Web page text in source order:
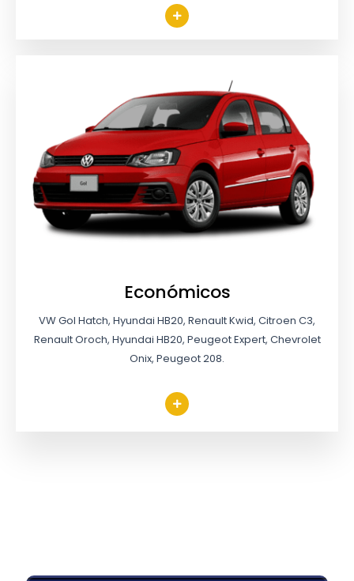
Económicos
VW Gol Hatch, Hyundai HB20, Renault Kwid, Citroen C3,
Renault Oroch, Hyundai HB20, Peugeot Expert, Chevrolet
Onix, Peugeot 208.